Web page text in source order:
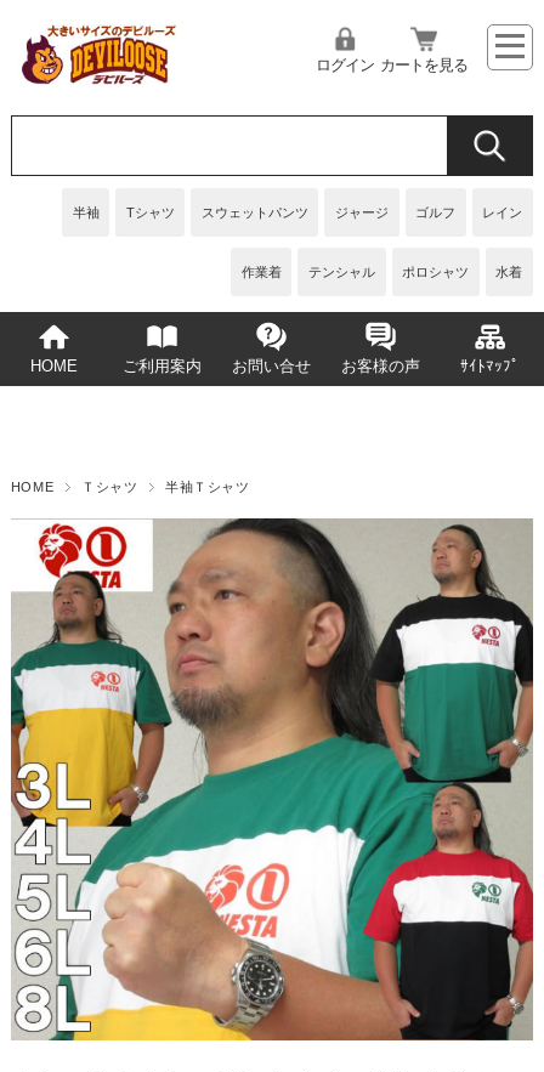
半袖 Tシャツ スウェットパンツ ジャージ ゴルフ レイン
作業着 テンシャル ポロシャツ 水着
ログイン カートを見る
HOME ご利用案内 お問い合せ お客様の声 ｻｲﾄﾏｯﾌﾟ
HOME Ｔシャツ 半袖Ｔシャツ